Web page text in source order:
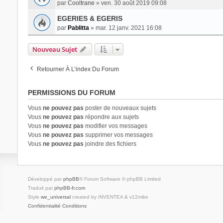
par Cooltrane » ven. 30 août 2019 09:08
EGERIES & EGERIS
par Pablitta» mar. 12 janv. 2021 16:08
Nouveau Sujet
Retourner À L’index Du Forum
PERMISSIONS DU FORUM
Vous ne pouvez pas poster de nouveaux sujets
Vous ne pouvez pas répondre aux sujets
Vous ne pouvez pas modifier vos messages
Vous ne pouvez pas supprimer vos messages
Vous ne pouvez pas joindre des fichiers
Développé par phpBB® Forum Software © phpBB Limited
Traduit par phpBB-fr.com
Style we_universalcreated by INVENTEA & v12mike
Confidentialité Conditions